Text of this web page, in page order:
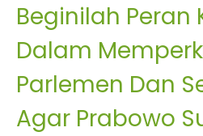
Beginilah Peran
Dalam
Parlemen Dan
Agar Prabowo